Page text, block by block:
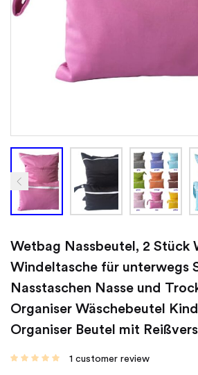
Wetbag Nassbeutel, 2 Stück
Windeltasche für unterwegs
Nasstaschen Nasse und
Organiser Wäschebeutel
Organiser Beutel mit
1 customer review